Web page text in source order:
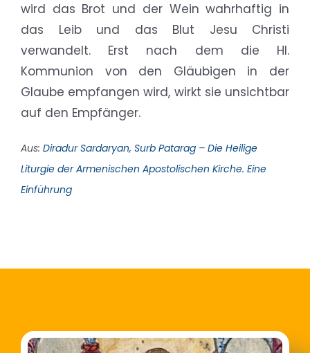
wird das Brot und der Wein wahrhaftig in
das Leib und das Blut Jesu Christi
verwandelt. Erst nach dem die Hl.
Kommunion von den Gläubigen in der
Glaube empfangen wird, wirkt sie unsichtbar
auf den Empfänger.
Aus: Diradur Sardaryan, Surb Patarag – Die Heilige
Liturgie der Armenischen Apostolischen Kirche. Eine
Einführung